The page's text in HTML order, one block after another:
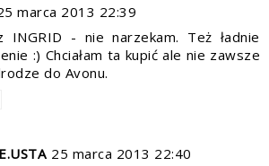
marca 2013 22:39
- nie narzekam. Też ładnie
:) Chciałam ta kupić ale nie zawsze
do Avonu.
25 marca 2013 22:40